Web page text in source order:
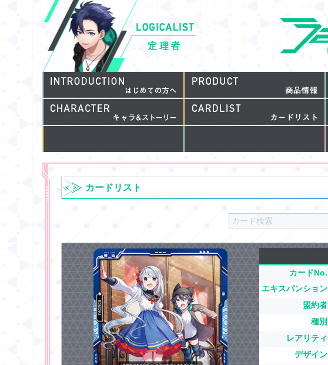
カードリスト
カードNo.
エキスパンション
盟約者
種別
レアリティ
デザイン